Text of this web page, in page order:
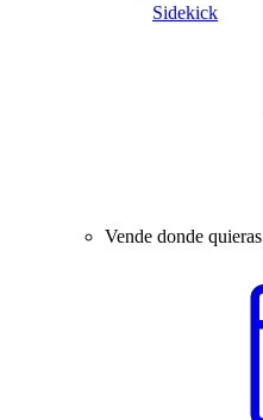
Sidekick
Vende donde quieras